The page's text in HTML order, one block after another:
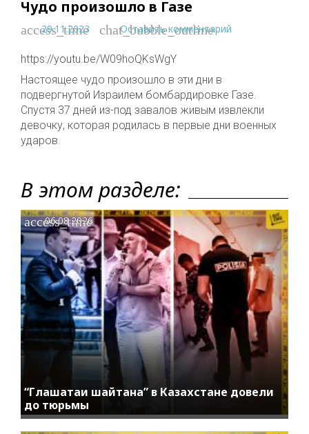
Чудо произошло в Газе
access_time
29.11.2023 chat_bubble_outline
Оставить комментарий
https://youtu.be/W09hoQKsWgY
Настоящее чудо произошло в эти дни в
подвергнутой Израилем бомбардировке Газе.
Спустя 37 дней из-под завалов живым извлекли
девочку, которая родилась в первые дни военных
ударов.
В этом разделе:
“Глашатаи шайтана” в Казахстане довели
до тюрьмы
access_time
06.08.2026